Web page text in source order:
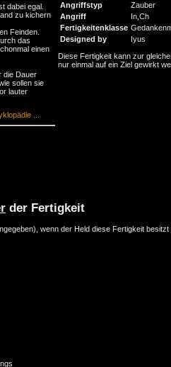
dabei egal.
zu kichern
Feinden.
das
einen
die Dauer
sollen sie
lauter
...
Angriffstyp
Zauber
Angriff
In,Ch
Fertigkeitenklasse
Designed by
Iyus
Diese Fertigkeit kann zur
nur einmal auf ein Ziel gewirkt
der Fertigkeit
wenn der Held diese Fertigkeit besitzt